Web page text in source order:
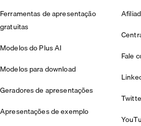
Ferramentas de apresentação
gratuitas
Modelos do Plus AI
Modelos para download
Geradores de apresentações
Apresentações de exemplo
Fale